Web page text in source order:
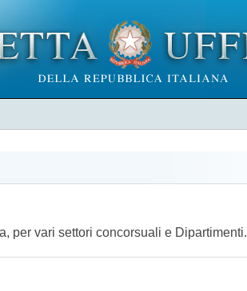
per vari settori concorsuali e Dipartimenti.